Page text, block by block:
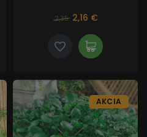
2,35 2,16 €
AKCIA